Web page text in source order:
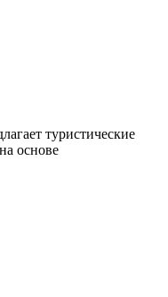
туристические
основе